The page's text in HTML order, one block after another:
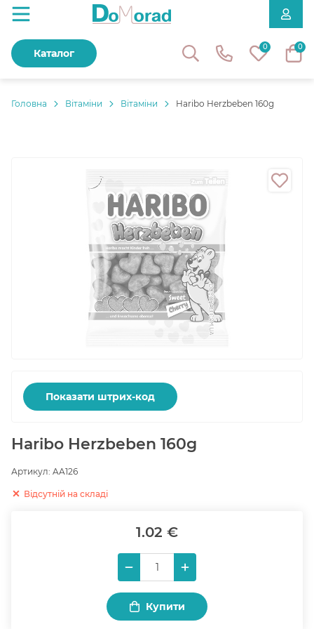
0 0
Каталог
Головнa Вітаміни Вітаміни Haribo Herzbeben 160g
Показати штрих-код
Haribo Herzbeben 160g
Артикул: AA126
Відсутній на складі
1.02 €
Купити